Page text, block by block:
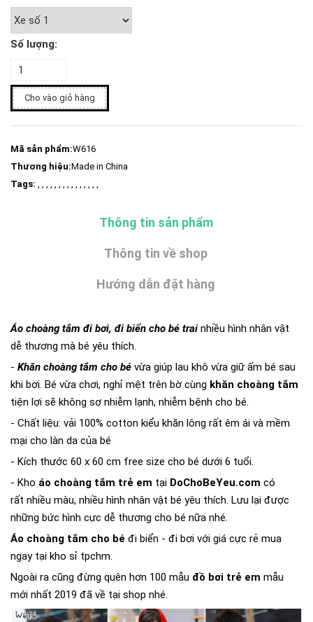
Số lượng:
Cho vào giỏ hàng
Mã sản phẩm:W616
Thương hiệu:Made in China
Tags: , , , , , , , , , , , , , , ,
Thông tin sản phẩm
Thông tin về shop
Hướng dẫn đặt hàng
Áo choàng tắm đi bơi, đi biển cho bé trai nhiều hình nhân vật
dễ thương mà bé yêu thích.
- Khăn choàng tắm cho bé vừa giúp lau khô vừa giữ ấm bé sau
khi bơi. Bé vừa chơi, nghỉ mệt trên bờ cùng khăn choàng tắm
tiện lợi sẽ không sợ nhiễm lạnh, nhiễm bệnh cho bé.
- Chất liệu: vải 100% cotton kiểu khăn lông rất êm ái và mềm
mại cho làn da của bé
- Kích thước 60 x 60 cm free size cho bé dưới 6 tuổi.
- Kho áo choàng tắm trẻ em tại DoChoBeYeu.com có
rất nhiều màu, nhiều hình nhân vật bé yêu thích. Lưu lại được
những bức hình cực dễ thương cho bé nữa nhé.
Áo choàng tắm cho bé đi biển - đi bơi với giá cực rẻ mua
ngay tại kho sỉ tpchm.
Ngoài ra cũng đừng quên hơn 100 mẫu đồ bơi trẻ em mẫu
mới nhất 2019 đã về tại shop nhé.